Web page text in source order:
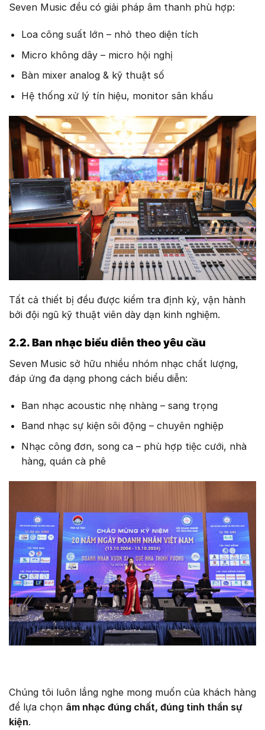
Seven Music đều có giải pháp âm thanh phù hợp:
Loa công suất lớn – nhỏ theo diện tích
Micro không dây – micro hội nghị
Bàn mixer analog & kỹ thuật số
Hệ thống xử lý tín hiệu, monitor sân khấu
Tất cả thiết bị đều được kiểm tra định kỳ, vận hành
bởi đội ngũ kỹ thuật viên dày dạn kinh nghiệm.
2.2. Ban nhạc biểu diễn theo yêu cầu
Seven Music sở hữu nhiều nhóm nhạc chất lượng,
đáp ứng đa dạng phong cách biểu diễn:
Ban nhạc acoustic nhẹ nhàng – sang trọng
Band nhạc sự kiện sôi động – chuyên nghiệp
Nhạc công đơn, song ca – phù hợp tiệc cưới, nhà
hàng, quán cà phê
Chúng tôi luôn lắng nghe mong muốn của khách hàng
để lựa chọn âm nhạc đúng chất, đúng tinh thần sự
kiện.